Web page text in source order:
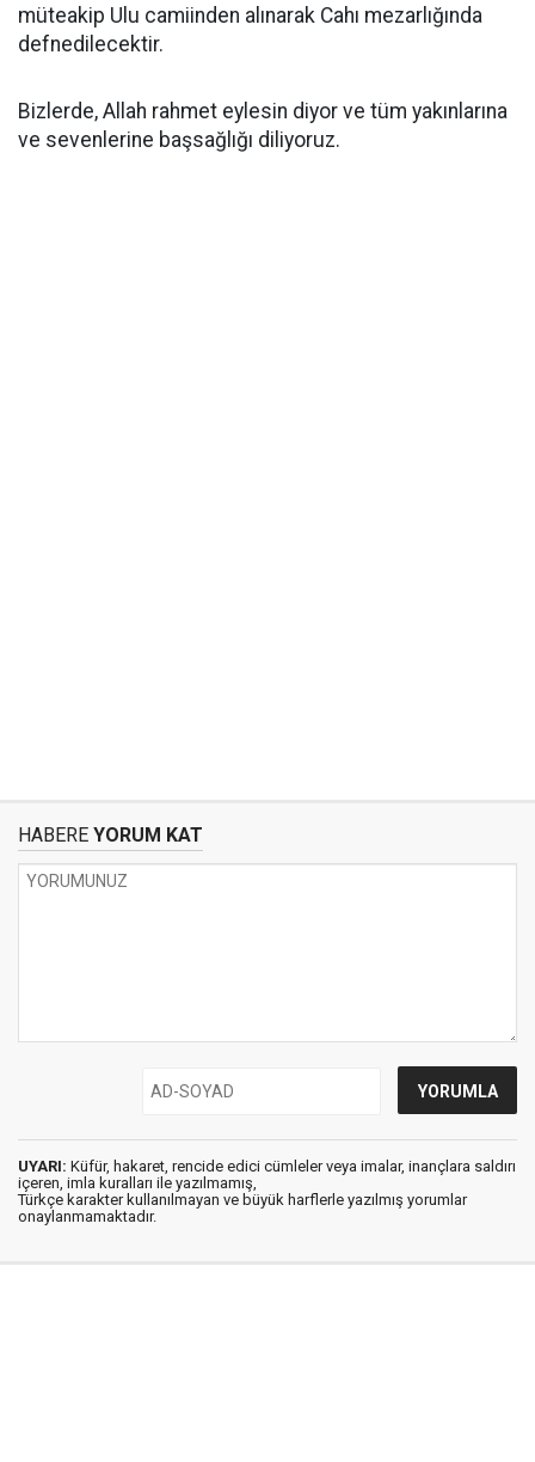
müteakip Ulu camiinden alınarak Cahı mezarlığında
defnedilecektir.
Bizlerde, Allah rahmet eylesin diyor ve tüm yakınlarına
ve sevenlerine başsağlığı diliyoruz.
HABERE YORUM KAT
UYARI: Küfür, hakaret, rencide edici cümleler veya imalar, inançlara saldırı
içeren, imla kuralları ile yazılmamış,
Türkçe karakter kullanılmayan ve büyük harflerle yazılmış yorumlar
onaylanmamaktadır.